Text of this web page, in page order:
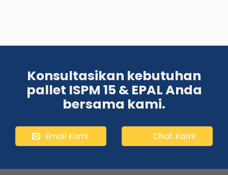
Konsultasikan kebutuhan
pallet ISPM 15 & EPAL Anda
bersama kami.
Email Kami Chat Kami